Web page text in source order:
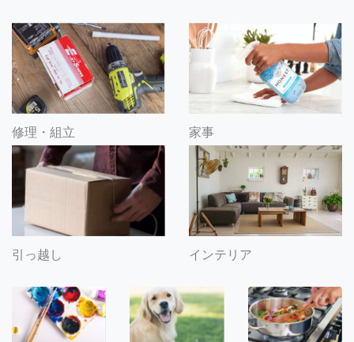
修理・組立 家事
引っ越し インテリア